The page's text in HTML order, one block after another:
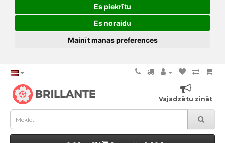
Es piekrītu
Es noraidu
Mainīt manas preferences
Vajadzētu zināt